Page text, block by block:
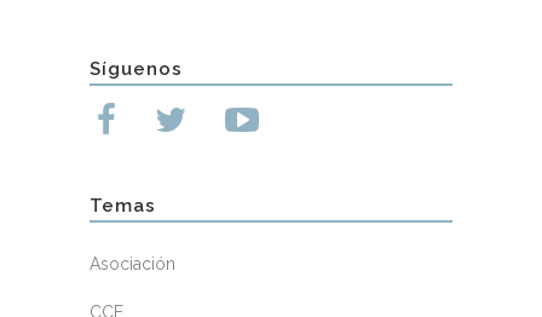
Síguenos
Temas
Asociación
CCE